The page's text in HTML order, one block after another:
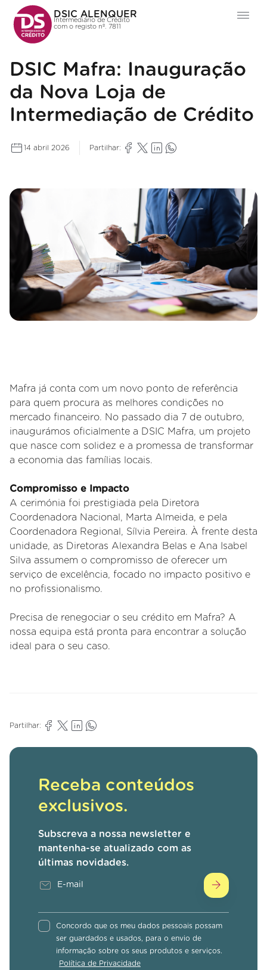
DSIC ALENQUER
Intermediário de Crédito
com o registo nº. 7811
DSIC Mafra: Inauguração
da Nova Loja de
Intermediação de Crédito
14 abril 2026 Partilhar:
Mafra já conta com um novo ponto de referência
para quem procura as melhores condições no
mercado financeiro. No passado dia 7 de outubro,
inaugurámos oficialmente a DSIC Mafra, um projeto
que nasce com solidez e a promessa de transformar
a economia das famílias locais.
Compromisso e Impacto
A cerimónia foi prestigiada pela Diretora
Coordenadora Nacional, Marta Almeida, e pela
Coordenadora Regional, Sílvia Pereira. À frente desta
unidade, as Diretoras Alexandra Belas e Ana Isabel
Silva assumem o compromisso de oferecer um
serviço de excelência, focado no impacto positivo e
no profissionalismo.
Precisa de renegociar o seu crédito em Mafra? A
nossa equipa está pronta para encontrar a solução
ideal para o seu caso.
Partilhar:
Receba conteúdos
exclusivos.
Subscreva a nossa newsletter e
mantenha-se atualizado com as
últimas novidades.
Concordo que os meu dados pessoais possam
ser guardados e usados, para o envio de
informação sobre os seus produtos e serviços.
Política de Privacidade